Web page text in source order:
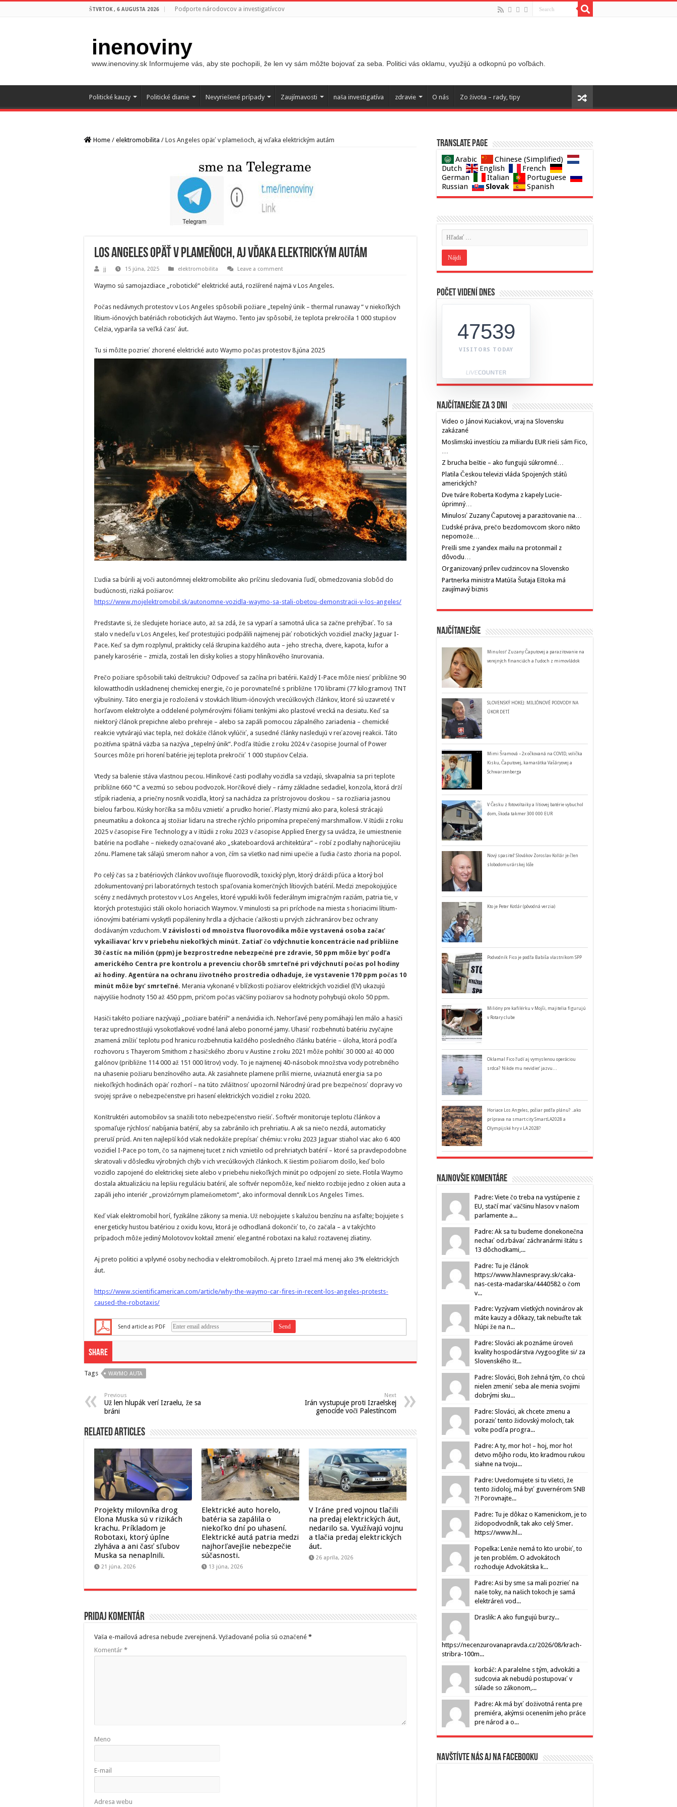
ŠTVRTOK , 6 AUGUSTA 2026 Podporte národovcov a investigatívcov
inenoviny
www.inenoviny.sk Informujeme vás, aby ste pochopili, že len vy sám môžte bojovať za seba. Politici vás oklamu, využijú a odkopnú po voľbách.
Politické kauzy Politické dianie Nevyriešené prípady Zaujímavosti naša investigatíva zdravie O nás Zo života – rady, tipy
Home / elektromobilita / Los Angeles opäť v plameňoch, aj vďaka elektrickým autám
Los Angeles opäť v plameňoch, aj vďaka elektrickým autám
jj 15 júna, 2025 elektromobilita Leave a comment
Waymo sú samojazdiace „robotické“ elektrické autá, rozšírené najmä v Los Angeles.
Počas nedávnych protestov v Los Angeles spôsobili požiare „tepelný únik – thermal runaway “ v niekoľkých
lítium-iónových batériách robotických áut Waymo. Tento jav spôsobil, že teplota prekročila 1 000 stupňov
Celzia, vyparila sa veľká časť áut.
Tu si môžte pozrieť zhorené elektrické auto Waymo počas protestov 8.júna 2025
Ľudia sa búrili aj voči autonómnej elektromobilite ako príčinu sledovania ľudí, obmedzovania slobôd do
budúcnosti, riziká požiarov:
https://www.mojelektromobil.sk/autonomne-vozidla-waymo-sa-stali-obetou-demonstracii-v-los-angeles/
Predstavte si, že sledujete horiace auto, až sa zdá, že sa vyparí a samotná ulica sa začne prehýbať. To sa
stalo v nedeľu v Los Angeles, keď protestujúci podpálili najmenej päť robotických vozidiel značky Jaguar I-
Pace. Keď sa dym rozplynul, prakticky celá škrupina každého auta – jeho strecha, dvere, kapota, kufor a
panely karosérie – zmizla, zostali len disky kolies a stopy hliníkového šnurovania.
Prečo požiare spôsobili takú deštrukciu? Odpoveď sa začína pri batérii. Každý I-Pace môže niesť približne 90
kilowatthodín uskladnenej chemickej energie, čo je porovnateľné s približne 170 librami (77 kilogramov) TNT
výbušniny. Táto energia je rozložená v stovkách lítium-iónových vrecúškových článkov, ktoré sú uzavreté v
horľavom elektrolyte a oddelené polymérovými fóliami tenkými ako plastové vrecká na desiatu. Keď sa
niektorý článok prepichne alebo prehreje – alebo sa zapáli pomocou zápalného zariadenia – chemické
reakcie vytvárajú viac tepla, než dokáže článok vylúčiť, a susedné články nasledujú v reťazovej reakcii. Táto
pozitívna spätná väzba sa nazýva „tepelný únik“. Podľa štúdie z roku 2024 v časopise Journal of Power
Sources môže pri horení batérie jej teplota prekročiť 1 000 stupňov Celzia.
Vtedy sa balenie stáva vlastnou pecou. Hliníkové časti podlahy vozidla sa vzdajú, skvapalnia sa pri teplote
približne 660 °C a vezmú so sebou podvozok. Horčíkové diely – rámy základne sedadiel, konzola, ktorá drží
stĺpik riadenia, a priečny nosník vozidla, ktorý sa nachádza za prístrojovou doskou – sa rozžiaria jasnou
bielou farbou. Kúsky horčíka sa môžu vznietiť a prudko horieť. Plasty miznú ako para, kolesá strácajú
pneumatiku a dokonca aj stožiar lidaru na streche rýchlo pripomína prepečený marshmallow. V štúdii z roku
2025 v časopise Fire Technology a v štúdii z roku 2023 v časopise Applied Energy sa uvádza, že umiestnenie
batérie na podlahe – niekedy označované ako „skateboardová architektúra“ – robí z podlahy najhorúcejšiu
zónu. Plamene tak sálajú smerom nahor a von, čím sa všetko nad nimi upečie a ľudia často zhoria na popol.
Po celý čas sa z batériových článkov uvoľňuje fluorovodík, toxický plyn, ktorý dráždi pľúca a ktorý bol
zdokumentovaný pri laboratórnych testoch spaľovania komerčných lítiových batérií. Medzi znepokojujúce
scény z nedávnych protestov v Los Angeles, ktoré vypukli kvôli federálnym imigračným raziám, patria tie, v
ktorých protestujúci stáli okolo horiacich Waymov. V minulosti sa pri príchode na miesta s horiacimi lítium-
iónovými batériami vyskytli popáleniny hrdla a dýchacie ťažkosti u prvých záchranárov bez ochrany
dodávaným vzduchom. V závislosti od množstva fluorovodíka môže vystavená osoba začať
vykašliavať krv v priebehu niekoľkých minút. Zatiaľ čo vdýchnutie koncentrácie nad približne
30 častíc na milión (ppm) je bezprostredne nebezpečné pre zdravie, 50 ppm môže byť podľa
amerického Centra pre kontrolu a prevenciu chorôb smrteľné pri vdýchnutí počas pol hodiny
až hodiny. Agentúra na ochranu životného prostredia odhaduje, že vystavenie 170 ppm počas 10
minút môže byť smrteľné. Merania vykonané v blízkosti požiarov elektrických vozidiel (EV) ukazujú
najvyššie hodnoty 150 až 450 ppm, pričom počas väčšiny požiarov sa hodnoty pohybujú okolo 50 ppm.
Hasiči takéto požiare nazývajú „požiare batérií“ a nenávidia ich. Nehorľavé peny pomáhajú len málo a hasiči
teraz uprednostňujú vysokotlakové vodné laná alebo ponorné jamy. Uhasiť rozbehnutú batériu zvyčajne
znamená znížiť teplotu pod hranicu rozbehnutia každého posledného článku batérie – úloha, ktorá podľa
rozhovoru s Thayerom Smithom z hasičského zboru v Austine z roku 2021 môže pohltiť 30 000 až 40 000
galónov (približne 114 000 až 151 000 litrov) vody. To je najmenej 40-násobok množstva vody potrebného
na uhasenie požiaru benzínového auta. Ak zasiahnete plamene príliš mierne, uviaznutá energia sa po
niekoľkých hodinách opäť rozhorí – na túto zvláštnosť upozornil Národný úrad pre bezpečnosť dopravy vo
svojej správe o nebezpečenstve pri hasení elektrických vozidiel z roku 2020.
Konštruktéri automobilov sa snažili toto nebezpečenstvo riešiť. Softvér monitoruje teplotu článkov a
spomaľuje rýchlosť nabíjania batérií, aby sa zabránilo ich prehriatiu. A ak sa niečo nezdá, automaticky
preruší prúd. Ani ten najlepší kód však nedokáže prepísať chémiu: v roku 2023 Jaguar stiahol viac ako 6 400
vozidiel I-Pace po tom, čo sa najmenej tucet z nich vznietilo od prehriatych batérií – ktoré sa pravdepodobne
skratovali v dôsledku výrobných chýb v ich vrecúškových článkoch. K šiestim požiarom došlo, keď bolo
vozidlo zapojené do elektrickej siete alebo v priebehu niekoľkých minút po odpojení zo siete. Flotila Waymo
dostala aktualizáciu na lepšiu reguláciu batérií, ale softvér nepomôže, keď niekto rozbije jedno z okien auta a
zapáli jeho interiér „provizórnym plameňometom“, ako informoval denník Los Angeles Times.
Keď však elektromobil horí, fyzikálne zákony sa menia. Už nebojujete s kalužou benzínu na asfalte; bojujete s
energeticky hustou batériou z oxidu kovu, ktorá je odhodlaná dokončiť to, čo začala – a v takýchto
prípadoch môže jediný Molotovov koktail zmeniť elegantné robotaxi na kaluž roztavenej zliatiny.
Aj preto politici a vplyvné osoby nechodia v elektromobiloch. Aj preto Izrael má menej ako 3% elektrických
áut.
https://www.scientificamerican.com/article/why-the-waymo-car-fires-in-recent-los-angeles-protests-
caused-the-robotaxis/
Send article as PDF
Share
Tags WAYMO AUTA
Previous
Už len hlupák verí Izraelu, že sa
bráni
Next
Irán vystupuje proti Izraelskej
genocíde voči Palestíncom
Related Articles
Projekty milovníka drog
Elona Muska sú v rizikách
krachu. Príkladom je
Robotaxi, ktorý úplne
zlyháva a ani časť sľubov
Muska sa nenaplnili.
21 júna, 2026
Elektrické auto horelo,
batéria sa zapálila o
niekoľko dní po uhasení.
Elektrické autá patria medzi
najhorľavejšie nebezpečie
súčasnosti.
13 júna, 2026
V Iráne pred vojnou tlačili
na predaj elektrických áut,
nedarilo sa. Využívajú vojnu
a tlačia predaj elektrických
áut.
26 apríla, 2026
Pridaj komentár
Vaša e-mailová adresa nebude zverejnená. Vyžadované polia sú označené *
Komentár *
Meno
E-mail
Adresa webu
Translate page
Arabic
Chinese (Simplified)
Dutch
English
French
German
Italian
Portuguese
Russian
Slovak Spanish
Počet videní dnes
47539
VISITORS TODAY
Najčítanejšie za 3 dni
Video o Jánovi Kuciakovi, vraj na Slovensku
zakázané
Moslimskú investíciu za miliardu EUR rieši sám Fico,
…
Z brucha beštie – ako fungujú súkromné…
Platila Českou televizi vláda Spojených států
amerických?
Dve tváre Roberta Kodyma z kapely Lucie-
úprimný…
Minulosť Zuzany Čaputovej a parazitovanie na…
Ľudské práva, prečo bezdomovcom skoro nikto
nepomože…
Prešli sme z yandex mailu na protonmail z
dôvodu…
Organizovaný prílev cudzincov na Slovensko
Partnerka ministra Matúša Šutaja Eštoka má
zaujímavý biznis
Najčítanejšie
Minulosť Zuzany Čaputovej a parazitovanie na
verejných financiách a ľudoch z mimovládok
SLOVENSKÝ HOKEJ: MILIÓNOVÉ PODVODY NA
ÚKOR DETÍ
Mimi Šramová – 2x očkovaná na COVID, volička
Kisku, Čaputovej, kamarátka Vašáryovej a
Schwarzenberga
V Česku z fotovoltaiky a lítiovej batérie vybuchol
dom, škoda takmer 300 000 EUR
Nový spasiteľ Slovákov Zoroslav Kollár je člen
slobodomurárskej lóže
Kto je Peter Kotlár (pôvodná verzia)
Podvodník Fico je podľa Babiša vlastníkom SPP
Milióny pre kafilérku v Mojši, majitelia figurujú
v Rotary clube
Oklamal Fico ľudí aj vymyslenou operáciou
srdca? Nikde mu nevidieť jazvu…
Horiace Los Angeles, požiar podľa plánu? ..ako
príprava na smart city SmartLA2028 a
Olympijské hry v LA 2028?
Najnovšie komentáre
Padre: Viete čo treba na vystúpenie z
EU, stačí mať väčšinu hlasov v našom
parlamente a...
Padre: Ak sa tu budeme donekonečna
nechať od.rbávať záchranármi štátu s
13 dôchodkami,...
Padre: Tu je článok
https://www.hlavnespravy.sk/caka-
nas-cesta-madarska/4440582 o čom
v...
Padre: Vyzývam všetkých novinárov ak
máte kauzy a dôkazy, tak nebuďte tak
hlúpi že na n...
Padre: Slováci ak poznáme úroveň
kvality hospodárstva /vygooglite si/ za
Slovenského št...
Padre: Slováci, Boh žehná tým, čo chcú
nielen zmeniť seba ale menia svojimi
dobrými sku...
Padre: Slováci, ak chcete zmenu a
poraziť tento židovský moloch, tak
volte podľa progra...
Padre: A ty, mor ho! – hoj, mor ho!
detvo môjho rodu, kto kradmou rukou
siahne na tvoju...
Padre: Uvedomujete si tu všetci, že
tento židoloj, má byť guvernérom SNB
?! Porovnajte...
Padre: Tu je dôkaz o Kamenickom, je to
židopodvodník, tak ako celý Smer.
https://www.hl...
Popelka: Lenže nemá to kto urobiť, to
je ten problém. O advokátoch
rozhoduje Advokátska k...
Padre: Asi by sme sa mali pozrieť na
naše toky, na našich tokoch je samá
elektráreň vod...
Draslik: A ako fungujú burzy...
https://necenzurovanapravda.cz/2026/08/krach-
stribra-100m...
korbáč: A paralelne s tým, advokáti a
sudcovia ak nebudú postupovať v
súlade so zákonom,...
Padre: Ak má byť doživotná renta pre
premiéra, akýmsi ocenením jeho práce
pre národ a o...
Navštívte nás aj na Facebooku